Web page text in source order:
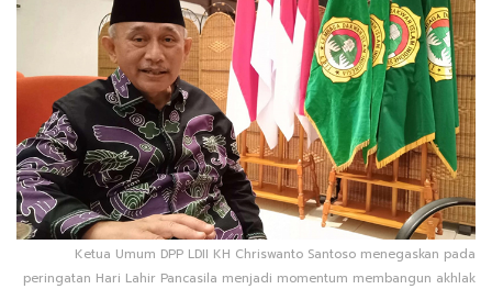
Ketua Umum DPP LDII KH Chriswanto Santoso menegaskan pada
peringatan Hari Lahir Pancasila menjadi momentum membangun akhlak